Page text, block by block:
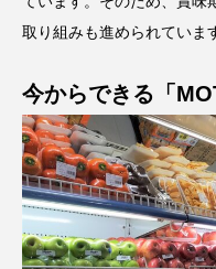
取り組みも進められていま
今からできる「